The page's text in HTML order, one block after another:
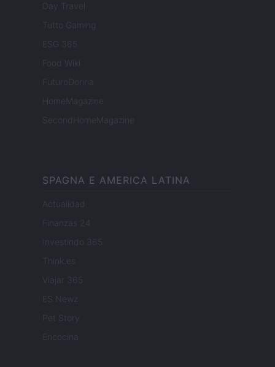
Day Travel
Tutto Gaming
ESG 365
Food Wiki
FuturoDonna
HomeMagazine
SecondHomeMagazine
SPAGNA E AMERICA LATINA
Actualidad
Finanzas 24
Investindo 365
Think.es
Viajar 365
ES Newz
Pet Story
Encocina